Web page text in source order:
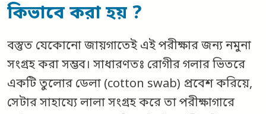
কিভাবে করা হয় ?
বস্তুত যেকোনো জায়গাতেই এই পরীক্ষার জন্য নমুনা
সংগ্রহ করা সম্ভব। সাধারণতঃ রোগীর গলার ভিতরে
একটি তুলোর ডেলা (cotton swab) প্রবেশ করিয়ে,
সেটার সাহায্যে লালা সংগ্রহ করে তা পরীক্ষাগারে